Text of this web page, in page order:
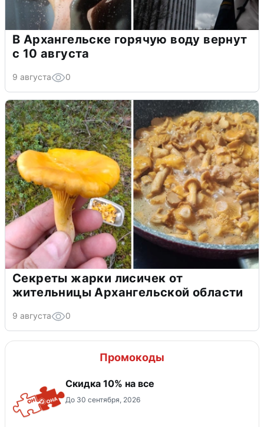
В Архангельске горячую воду вернут
с 10 августа
9 августа 0
Секреты жарки лисичек от
жительницы Архангельской области
9 августа 0
Промокоды
Скидка 10% на все
До 30 сентября, 2026